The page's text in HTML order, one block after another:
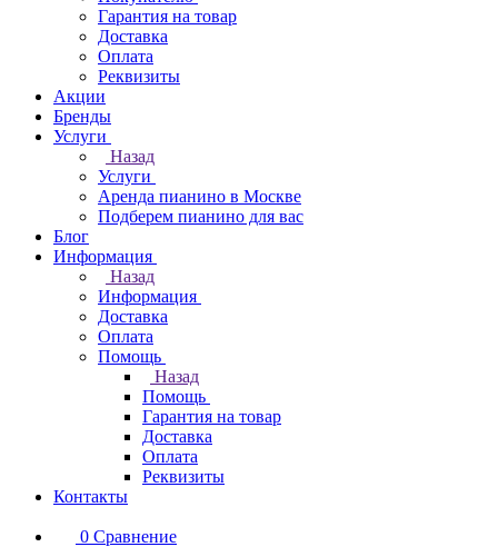
Гарантия на товар
Доставка
Оплата
Реквизиты
Акции
Бренды
Услуги
Назад
Услуги
Аренда пианино в Москве
Подберем пианино для вас
Блог
Информация
Назад
Информация
Доставка
Оплата
Помощь
Назад
Помощь
Гарантия на товар
Доставка
Оплата
Реквизиты
Контакты
0 Сравнение